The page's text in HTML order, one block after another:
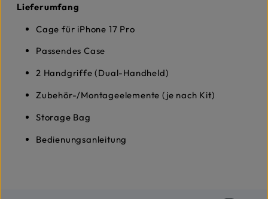
Lieferumfang
Cage für iPhone 17 Pro
Passendes Case
2 Handgriffe (Dual-Handheld)
Zubehör-/Montageelemente (je nach Kit)
Storage Bag
Bedienungsanleitung